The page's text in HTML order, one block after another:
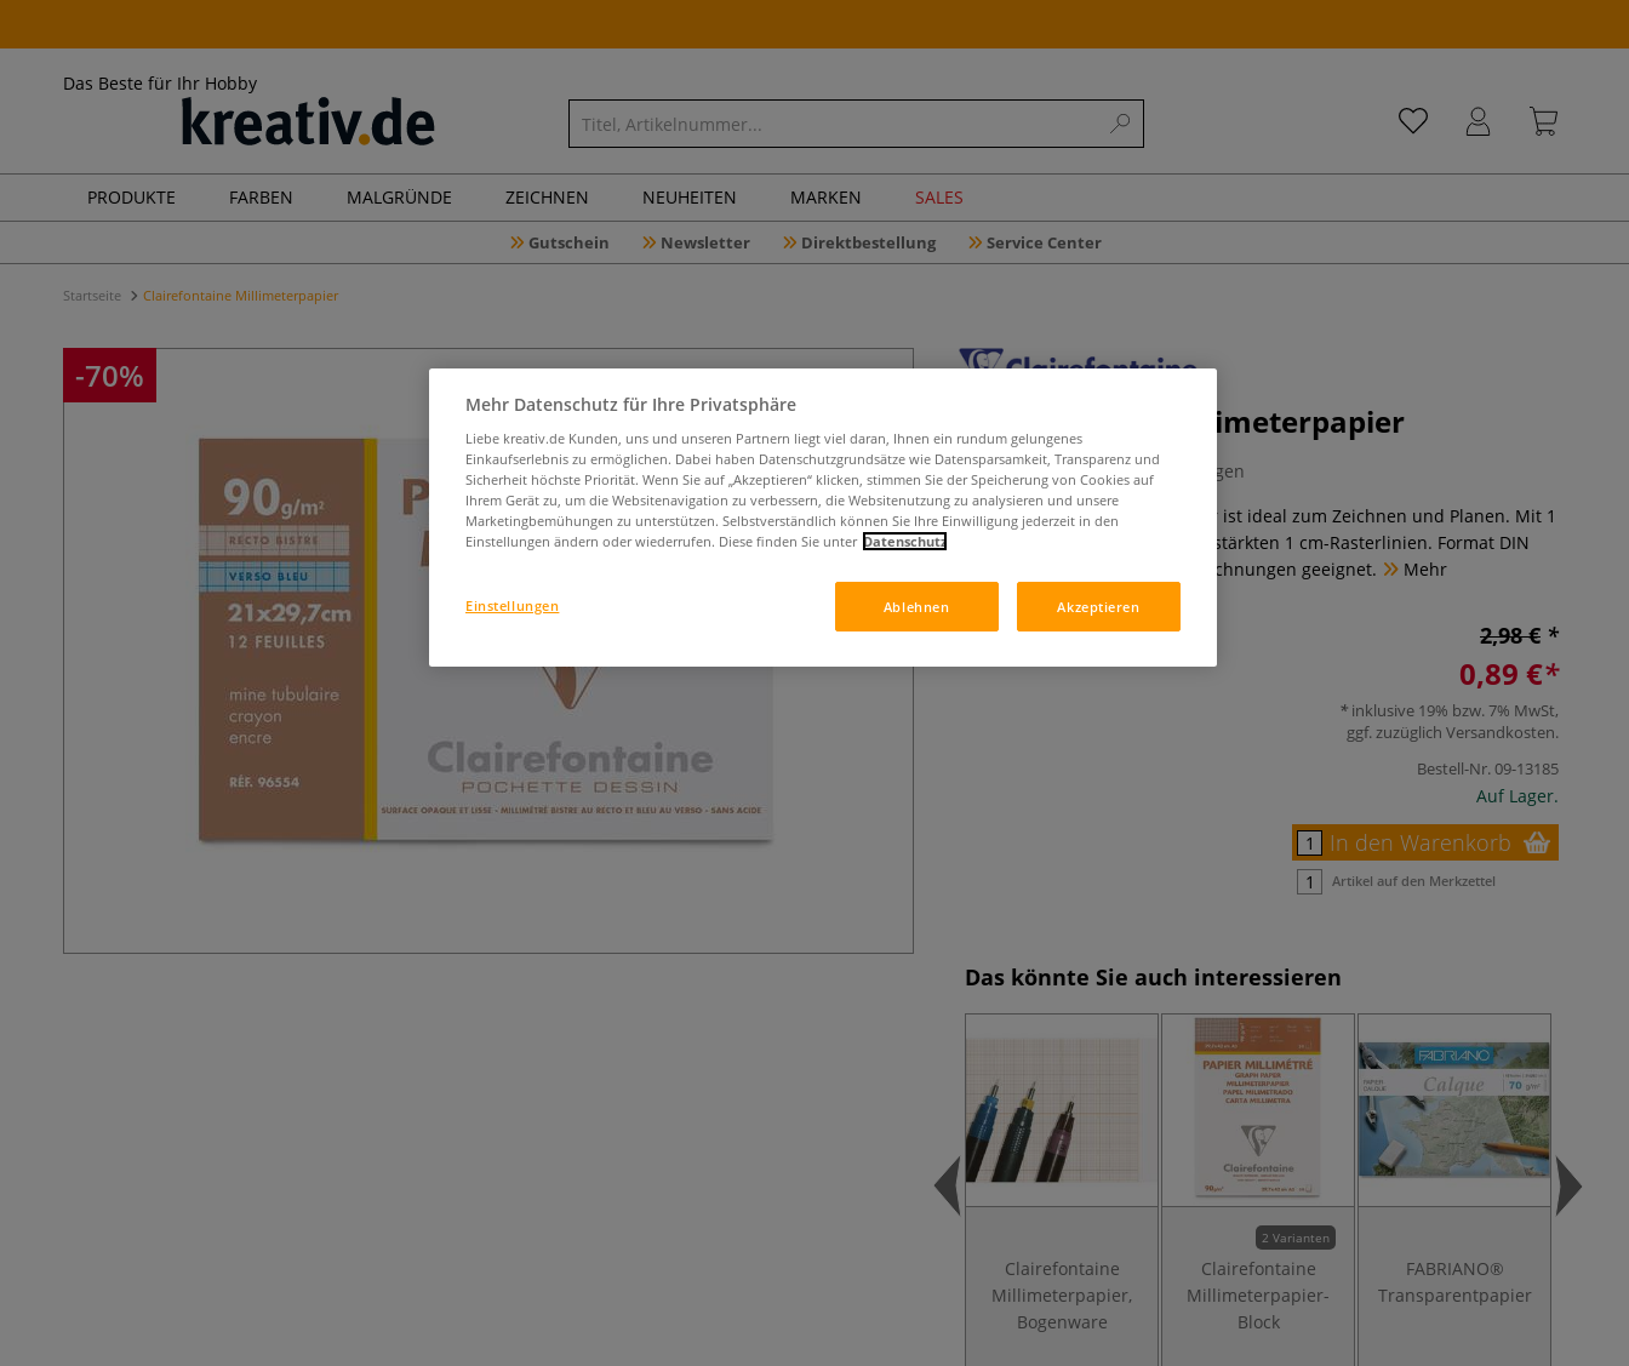
Das Beste für Ihr Hobby
PRODUKTE FARBEN MALGRÜNDE ZEICHNEN NEUHEITEN MARKEN SALES
Gutschein Newsletter Direktbestellung Service Center
Startseite Clairefontaine Millimeterpapier
-70%
Clairefontaine Millimeterpapier
0 Bewertungen
CLAIRFONTAINE Millimeterpapier ist ideal zum Zeichnen und Planen. Mit 1
mm und 5 mm Teilung sowie verstärkten 1 cm-Rasterlinien. Format DIN
A4. Besonders für technische Zeichnungen geeignet.
Mehr
2,98 €
0,89 €
inklusive 19% bzw. 7% MwSt,
ggf. zuzüglich Versandkosten.
Bestell-Nr.09-13185
Auf Lager.
In den Warenkorb
Artikel auf den Merkzettel
Das könnte Sie auch interessieren
Clairefontaine
Millimeterpapier,
Bogenware
2 Varianten
Clairefontaine
Millimeterpapier-
Block
FABRIANO®
Transparentpapier
Mehr Datenschutz für Ihre Privatsphäre
Liebe kreativ.de Kunden, uns und unseren Partnern liegt viel daran, Ihnen ein rundum gelungenes
Einkaufserlebnis zu ermöglichen. Dabei haben Datenschutzgrundsätze wie Datensparsamkeit, Transparenz und
Sicherheit höchste Priorität. Wenn Sie auf „Akzeptieren“ klicken, stimmen Sie der Speicherung von Cookies auf
Ihrem Gerät zu, um die Websitenavigation zu verbessern, die Websitenutzung zu analysieren und unsere
Marketingbemühungen zu unterstützen. Selbstverständlich können Sie Ihre Einwilligung jederzeit in den
Einstellungen ändern oder wiederrufen. Diese finden Sie unter Datenschutz
Ablehnen Akzeptieren
Einstellungen